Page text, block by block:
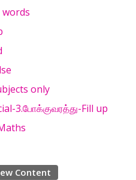
only
3.போக்குவரத்து-Fill up
Content